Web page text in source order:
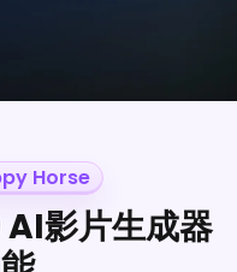
Horse
影片生成器